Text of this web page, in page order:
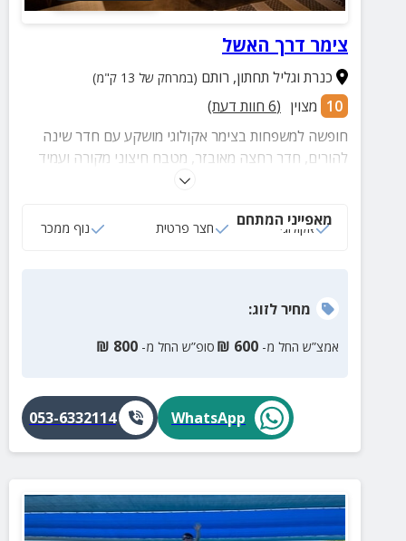
צימר דרך האשל
כנרת וגליל תחתון, רותם (במרחק של 13 ק"מ)
10 מצוין (
6 חוות דעת)
חופשה למשפחות בצימר אקולוגי מושקע עם חדר שינה
להורים, חדר רחצה מאובזר, מטבח חיצוני מקורה ועמיד
מאפייני המתחם
אקולוגי חצר פרטית נוף ממכר
מחירלזוג:
אמצ”ש החל מ- 600
₪ סופ”ש החל מ- 800
₪
WhatsApp
053-6332114